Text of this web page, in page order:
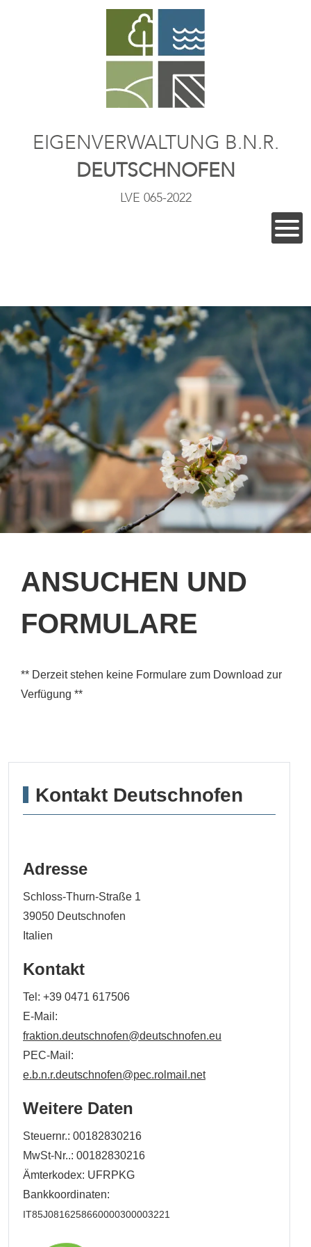
EIGENVERWALTUNG B.N.R.
DEUTSCHNOFEN
LVE 065-2022
Kontakt Deutschnofen
Adresse
Schloss-Thurn-Straße 1
39050 Deutschnofen
Italien
Kontakt
Tel: +39 0471 617506
E-Mail:
fraktion.deutschnofen@deutschnofen.eu
PEC-Mail:
e.b.n.r.deutschnofen@pec.rolmail.net
Weitere Daten
Steuernr.: 00182830216
MwSt-Nr..: 00182830216
Ämterkodex: UFRPKG
Bankkoordinaten:
IT85J0816258660000300003221
ANSUCHEN UND
FORMULARE
** Derzeit stehen keine Formulare zum Download zur
Verfügung **